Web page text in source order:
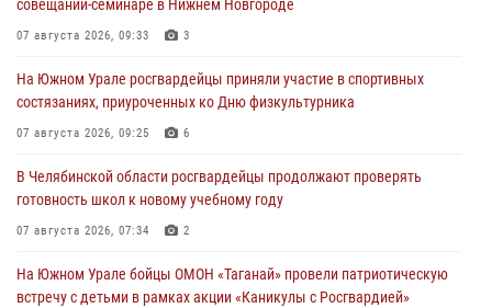
совещании-семинаре в Нижнем Новгороде
07 августа 2026, 09:33 3
На Южном Урале росгвардейцы приняли участие в спортивных
состязаниях, приуроченных ко Дню физкультурника
07 августа 2026, 09:25 6
В Челябинской области росгвардейцы продолжают проверять
готовность школ к новому учебному году
07 августа 2026, 07:34 2
На Южном Урале бойцы ОМОН «Таганай» провели патриотическую
встречу с детьми в рамках акции «Каникулы с Росгвардией»